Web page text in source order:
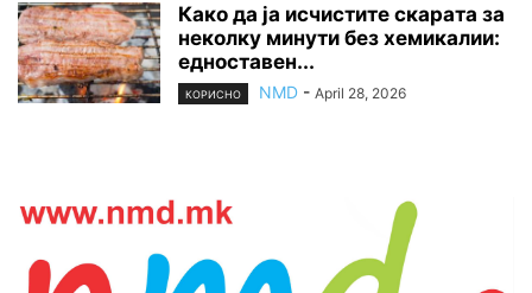
Како да ја исчистите скарата за
неколку минути без хемикалии:
едноставен...
КОРИСНО NMD - April 28, 2026